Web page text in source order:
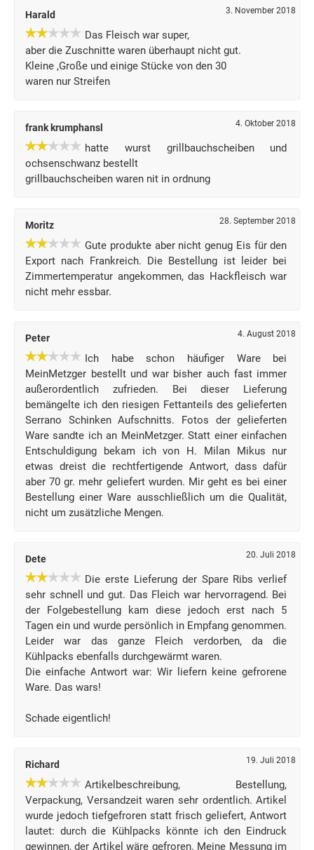
Harald 3. November 2018
Das Fleisch war super,
aber die Zuschnitte waren überhaupt nicht gut.
Kleine ,Große und einige Stücke von den 30
waren nur Streifen
frank krumphansl 4. Oktober 2018
hatte wurst grillbauchscheiben und
ochsenschwanz bestellt
grillbauchscheiben waren nit in ordnung
Moritz 28. September 2018
Gute produkte aber nicht genug Eis für den
Export nach Frankreich. Die Bestellung ist leider bei
Zimmertemperatur angekommen, das Hackfleisch war
nicht mehr essbar.
Peter 4. August 2018
Ich habe schon häufiger Ware bei
MeinMetzger bestellt und war bisher auch fast immer
außerordentlich zufrieden. Bei dieser Lieferung
bemängelte ich den riesigen Fettanteils des gelieferten
Serrano Schinken Aufschnitts. Fotos der gelieferten
Ware sandte ich an MeinMetzger. Statt einer einfachen
Entschuldigung bekam ich von H. Milan Mikus nur
etwas dreist die rechtfertigende Antwort, dass dafür
aber 70 gr. mehr geliefert wurden. Mir geht es bei einer
Bestellung einer Ware ausschließlich um die Qualität,
nicht um zusätzliche Mengen.
Dete 20. Juli 2018
Die erste Lieferung der Spare Ribs verlief
sehr schnell und gut. Das Fleich war hervorragend. Bei
der Folgebestellung kam diese jedoch erst nach 5
Tagen ein und wurde persönlich in Empfang genommen.
Leider war das ganze Fleich verdorben, da die
Kühlpacks ebenfalls durchgewärmt waren.
Die einfache Antwort war: Wir liefern keine gefrorene
Ware. Das wars!
Schade eigentlich!
Richard 19. Juli 2018
Artikelbeschreibung, Bestellung,
Verpackung, Versandzeit waren sehr ordentlich. Artikel
wurde jedoch tiefgefroren statt frisch geliefert, Antwort
lautet: durch die Kühlpacks könnte ich den Eindruck
gewinnen, der Artikel wäre gefroren. Meine Messung im